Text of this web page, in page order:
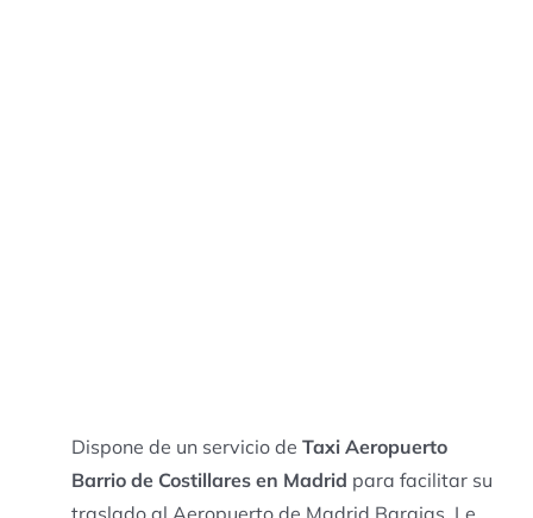
Dispone de un servicio de Taxi Aeropuerto
Barrio de Costillares en Madrid para facilitar su
traslado al Aeropuerto de Madrid Barajas. Le